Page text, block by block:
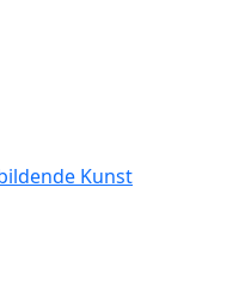
Kunst